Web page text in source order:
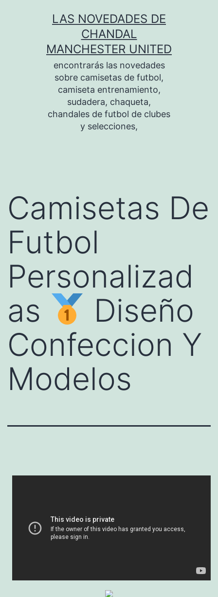
LAS NOVEDADES DE
CHANDAL
MANCHESTER UNITED
encontrarás las novedades
sobre camisetas de futbol,
camiseta entrenamiento,
sudadera, chaqueta,
chandales de futbol de clubes
y selecciones,
Camisetas De
Futbol
Personalizad
as
Diseño
Confeccion Y
Modelos